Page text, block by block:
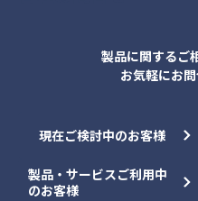
製品に関するご
お気軽にお問
現在ご検討中のお客様
製品・サービスご利用中
のお客様